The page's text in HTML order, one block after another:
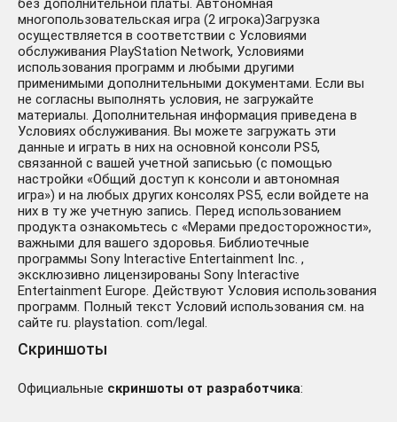
без дополнительной платы. Автономная
многопользовательская игра (2 игрока)Загрузка
осуществляется в соответствии с Условиями
обслуживания PlayStation Network, Условиями
использования программ и любыми другими
применимыми дополнительными документами. Если вы
не согласны выполнять условия, не загружайте
материалы. Дополнительная информация приведена в
Условиях обслуживания. Вы можете загружать эти
данные и играть в них на основной консоли PS5,
связанной с вашей учетной записьью (с помощью
настройки «Общий доступ к консоли и автономная
игра») и на любых других консолях PS5, если войдете на
них в ту же учетную запись. Перед использованием
продукта ознакомьтесь с «Мерами предосторожности»,
важными для вашего здоровья. Библиотечные
программы Sony Interactive Entertainment Inc. ,
эксклюзивно лицензированы Sony Interactive
Entertainment Europe. Действуют Условия использования
программ. Полный текст Условий использования см. на
сайте ru. playstation. com/legal.
Скриншоты
Официальные скриншоты от разработчика: